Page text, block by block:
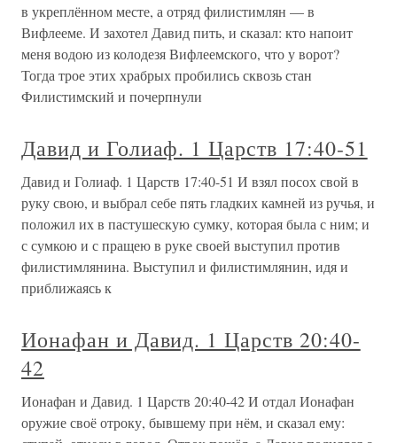
в укреплённом месте, а отряд филистимлян — в
Вифлееме. И захотел Давид пить, и сказал: кто напоит
меня водою из колодезя Вифлеемского, что у ворот?
Тогда трое этих храбрых пробились сквозь стан
Филистимский и почерпнули
Давид и Голиаф. 1 Царств 17:40-51
Давид и Голиаф. 1 Царств 17:40-51 И взял посох свой в
руку свою, и выбрал себе пять гладких камней из ручья, и
положил их в пастушескую сумку, которая была с ним; и
с сумкою и с пращею в руке своей выступил против
филистимлянина. Выступил и филистимлянин, идя и
приближаясь к
Ионафан и Давид. 1 Царств 20:40-
42
Ионафан и Давид. 1 Царств 20:40-42 И отдал Ионафан
оружие своё отроку, бывшему при нём, и сказал ему: